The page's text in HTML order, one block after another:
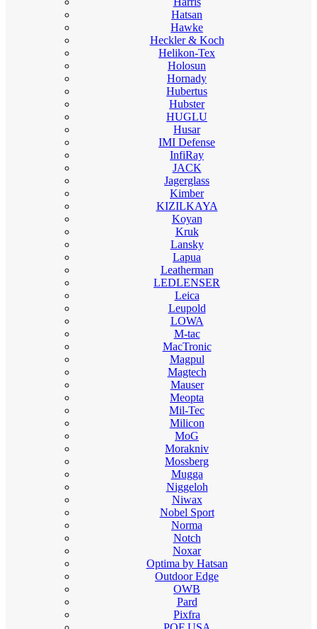
Hatsan
Hawke
Heckler & Koch
Helikon-Tex
Holosun
Hornady
Hubertus
Hubster
HUGLU
Husar
IMI Defense
InfiRay
JACK
Jagerglass
Kimber
KIZILKAYA
Koyan
Kruk
Lansky
Lapua
Leatherman
LEDLENSER
Leica
Leupold
LOWA
M-tac
MacTronic
Magpul
Magtech
Mauser
Meopta
Mil-Tec
Milicon
MoG
Morakniv
Mossberg
Mugga
Niggeloh
Niwax
Nobel Sport
Norma
Notch
Noxar
Optima by Hatsan
Outdoor Edge
OWB
Pard
Pixfra